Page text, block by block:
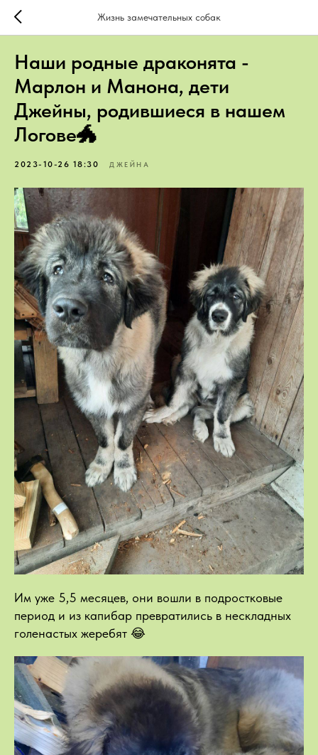
Жизнь замечательных собак
Наши родные драконята -
Марлон и Манона, дети
Джейны, родившиеся в нашем
Логове🐲
2023-10-26 18:30 ДЖЕЙНА
Им уже 5,5 месяцев, они вошли в подростковые
период и из капибар превратились в нескладных
голенастых жеребят 😂